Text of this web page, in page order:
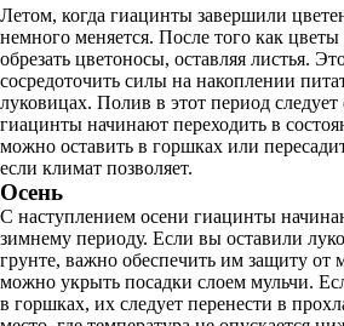
Летом, когда гиацинты завершили
немного меняется. После того как
обрезать цветоносы, оставляя листья.
сосредоточить силы на накоплении
луковицах. Полив в этот период следует
гиацинты начинают переходить в
можно оставить в горшках или
если климат позволяет.
Осень
С наступлением осени гиацинты
зимнему периоду. Если вы оставили
грунте, важно обеспечить им защиту от
можно укрыть посадки слоем мульчи.
в горшках, их следует перенести в